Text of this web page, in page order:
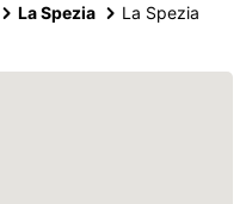
La Spezia La Spezia